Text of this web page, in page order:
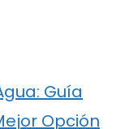
Guía
Opción